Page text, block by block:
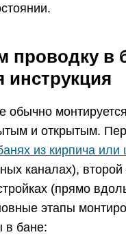
проводку в
инструкция
обычно
и открытым.
из кирпича или
каналах),
(прямо
этапы
в бане: